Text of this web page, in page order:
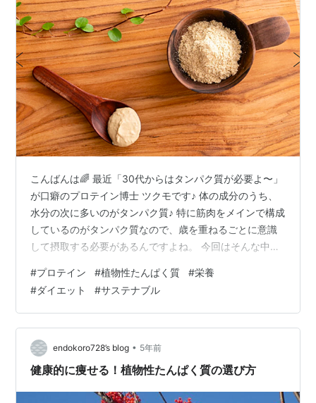
こんばんは🌈 最近「30代からはタンパク質が必要よ〜」
が口癖のプロテイン博士 ツクモです♪ 体の成分のうち、
水分の次に多いのがタンパク質♪ 特に筋肉をメインで構成
しているのがタンパク質なので、歳を重ねるごとに意識
して摂取する必要があるんですよね。 今回はそんな中で
ご紹介します🤗 ”シルクフード”とは”蚕（かいこ）から生
まれた植物性のプロテインのこと💡 蚕（かいこ）には、
62種類もの栄養素が含まれている💡 ナッツのような風味
♪美容に欠かせない成分が豊富な”シルクフード（かいこ
プロテイン）” 実際に食べた人のリピート率は約90％✨
大正製薬との…
#プロテイン #植物性たんぱく質 #栄養
#ダイエット #サステナブル
endokoro728’s blog • 5年前
健康的に痩せる！植物性たんぱく質の選び方